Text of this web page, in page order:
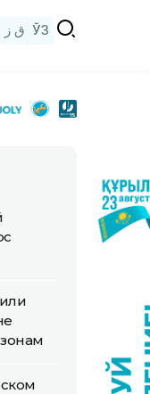
ق ز ЎЗ